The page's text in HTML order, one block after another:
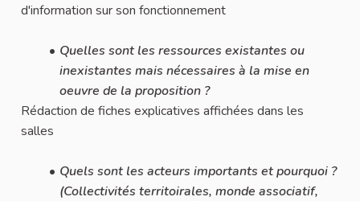
d'information sur son fonctionnement
Quelles sont les ressources existantes ou
inexistantes mais nécessaires à la mise en
oeuvre de la proposition ?
Rédaction de fiches explicatives affichées dans les
salles
Quels sont les acteurs importants et pourquoi ?
(Collectivités territoirales, monde associatif,